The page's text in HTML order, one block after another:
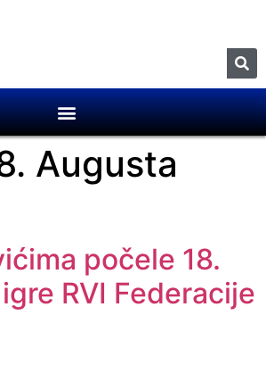
Augusta
počele 18.
RVI Federacije